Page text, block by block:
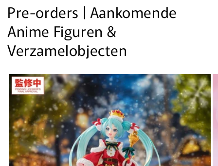
Pre-orders | Aankomende
Anime Figuren &
Verzamelobjecten